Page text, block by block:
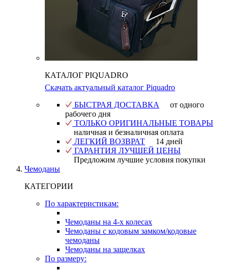
КАТАЛОГ PIQUADRO
Скачать актуальный каталог Piquadro
БЫСТРАЯ ДОСТАВКА
от одного
рабочего дня
ТОЛЬКО ОРИГИНАЛЬНЫЕ ТОВАРЫ
наличная и безналичная оплата
ЛЕГКИЙ ВОЗВРАТ
14 дней
ГАРАНТИЯ ЛУЧШЕЙ ЦЕНЫ
Предложим лучшие условия покупки
Чемоданы
КАТЕГОРИИ
По характеристикам:
Чемоданы на 4-х колесах
Чемоданы с кодовым замком/кодовые
чемоданы
Чемоданы на защелках
По размеру: